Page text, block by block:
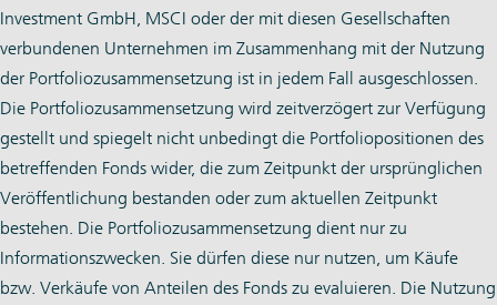
Investment GmbH, MSCI oder der mit diesen Gesellschaften
verbundenen Unternehmen im Zusammenhang mit der Nutzung
der Portfoliozusammensetzung ist in jedem Fall ausgeschlossen.
Die Portfoliozusammensetzung wird zeitverzögert zur Verfügung
gestellt und spiegelt nicht unbedingt die Portfoliopositionen des
betreffenden Fonds wider, die zum Zeitpunkt der ursprünglichen
Veröffentlichung bestanden oder zum aktuellen Zeitpunkt
bestehen. Die Portfoliozusammensetzung dient nur zu
Informationszwecken. Sie dürfen diese nur nutzen, um Käufe
bzw. Verkäufe von Anteilen des Fonds zu evaluieren. Die Nutzung